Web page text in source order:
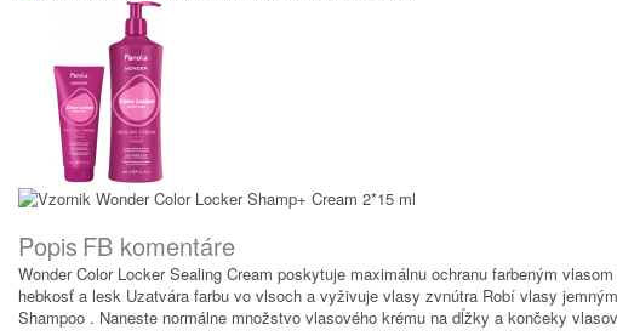
Popis FB komentáre
Wonder Color Locker Sealing Cream poskytuje maximálnu ochranu farbeným
hebkosť a lesk Uzatvára farbu vo vlsoch a vyživuje vlasy zvnútra Robí vlasy
Shampoo . Naneste normálne množstvo vlasového krému na dĺžky a končeky